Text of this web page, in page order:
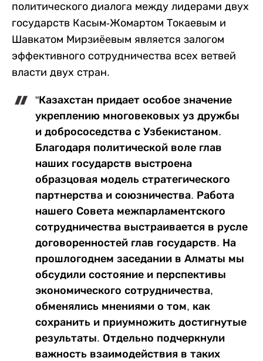
политического диалога между лидерами двух
государств Касым-Жомартом Токаевым и
Шавкатом Мирзиёевым является залогом
эффективного сотрудничества всех ветвей
власти двух стран.
"Казахстан придает особое значение
укреплению многовековых уз дружбы
и добрососедства с Узбекистаном.
Благодаря политической воле глав
наших государств выстроена
образцовая модель стратегического
партнерства и союзничества. Работа
нашего Совета межпарламентского
сотрудничества выстраивается в русле
договоренностей глав государств. На
прошлогоднем заседании в Алматы мы
обсудили состояние и перспективы
экономического сотрудничества,
обменялись мнениями о том, как
сохранить и приумножить достигнутые
результаты. Отдельно подчеркнули
важность взаимодействия в таких